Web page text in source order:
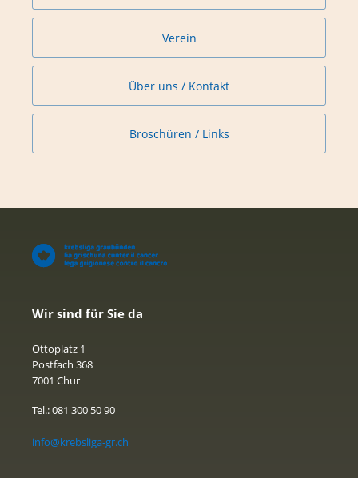
Verein
Über uns / Kontakt
Broschüren / Links
Wir sind für Sie da
Ottoplatz 1
Postfach 368
7001 Chur
Tel.: 081 300 50 90
info@krebsliga-gr.ch